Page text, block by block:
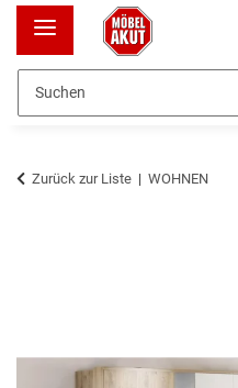
Zurück zur Liste WOHNEN